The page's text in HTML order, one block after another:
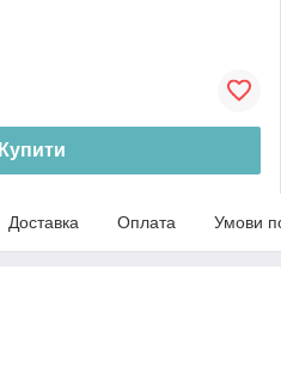
Купити
Доставка Оплата Умови